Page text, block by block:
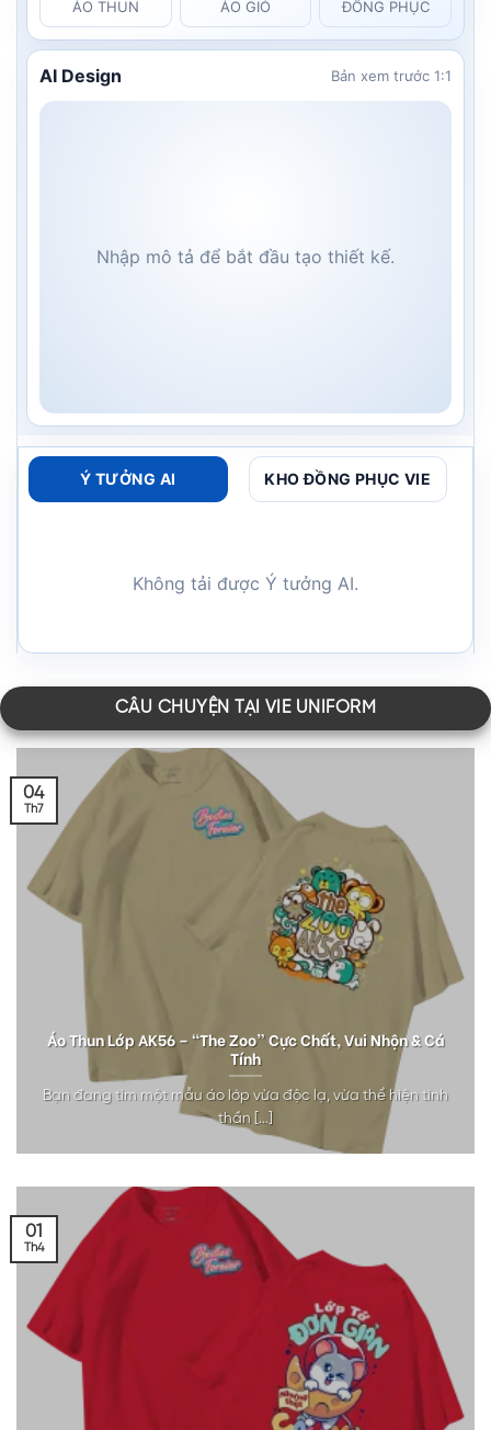
ÁO THUN ÁO GIÓ ĐỒNG PHỤC
AI Design Bản xem trước 1:1
Nhập mô tả để bắt đầu tạo thiết kế.
Ý TƯỞNG AI KHO ĐỒNG PHỤC VIE
Không tải được Ý tưởng AI.
CÂU CHUYỆN TẠI VIE UNIFORM
Áo Thun Lớp AK56 – “The Zoo” Cực Chất, Vui Nhộn & Cá
Tính
Bạn đang tìm một mẫu áo lớp vừa độc lạ, vừa thể hiện tinh
thần [...]
04
Th7
01
Th4